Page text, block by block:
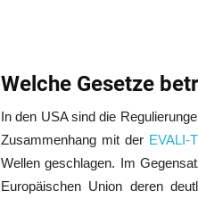
Welche Gesetze
In den USA sind die
Zusammenhang mit der EVALI-
Wellen geschlagen. Im
Europäischen Union deren